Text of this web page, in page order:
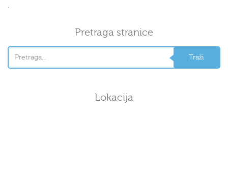
.
Pretraga stranice
Lokacija